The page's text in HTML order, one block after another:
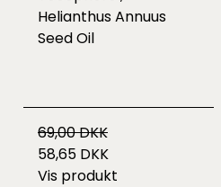
Helianthus Annuus
Seed Oil
69,00 DKK
58,65 DKK
Vis produkt